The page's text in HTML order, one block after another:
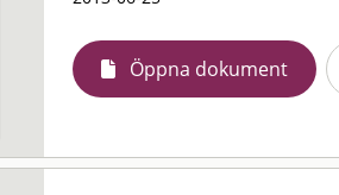
Öppna dokument